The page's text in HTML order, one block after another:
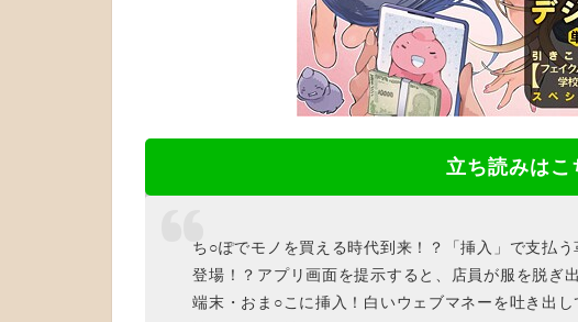
立ち読みはこ
ち○ぽでモノを買える時代到来！？「挿入」で支払
登場！？アプリ画面を提示すると、店員が服を脱ぎ
端末・おま○こに挿入！白いウェブマネーを吐き出